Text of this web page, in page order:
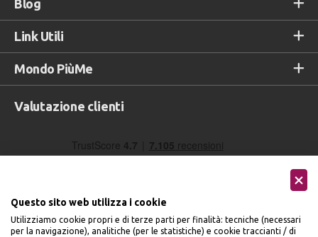
Blog
Link Utili
Mondo PiùMe
Valutazione clienti
Questo sito web utilizza i cookie
Utilizziamo cookie propri e di terze parti per finalità: tecniche (necessari
per la navigazione), analitiche (per le statistiche) e cookie traccianti / di